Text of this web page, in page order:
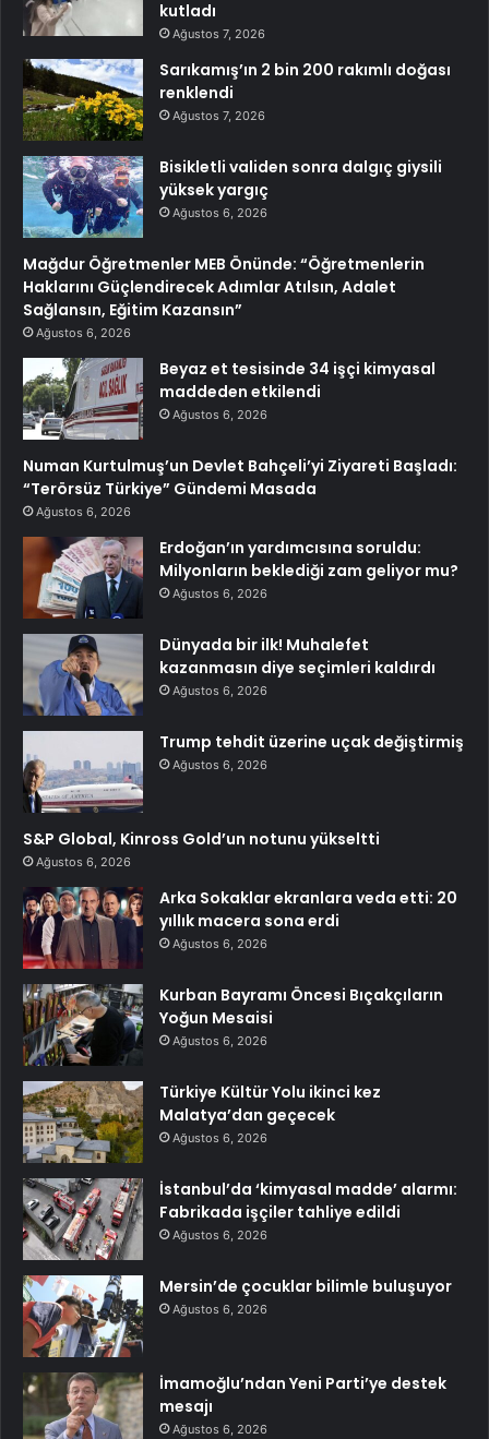
kutladı
Ağustos 7, 2026
Sarıkamış’ın 2 bin 200 rakımlı doğası
renklendi
Ağustos 7, 2026
Bisikletli validen sonra dalgıç giysili
yüksek yargıç
Ağustos 6, 2026
Mağdur Öğretmenler MEB Önünde: “Öğretmenlerin
Haklarını Güçlendirecek Adımlar Atılsın, Adalet
Sağlansın, Eğitim Kazansın”
Ağustos 6, 2026
Beyaz et tesisinde 34 işçi kimyasal
maddeden etkilendi
Ağustos 6, 2026
Numan Kurtulmuş’un Devlet Bahçeli’yi Ziyareti Başladı:
“Terörsüz Türkiye” Gündemi Masada
Ağustos 6, 2026
Erdoğan’ın yardımcısına soruldu:
Milyonların beklediği zam geliyor mu?
Ağustos 6, 2026
Dünyada bir ilk! Muhalefet
kazanmasın diye seçimleri kaldırdı
Ağustos 6, 2026
Trump tehdit üzerine uçak değiştirmiş
Ağustos 6, 2026
S&P Global, Kinross Gold’un notunu yükseltti
Ağustos 6, 2026
Arka Sokaklar ekranlara veda etti: 20
yıllık macera sona erdi
Ağustos 6, 2026
Kurban Bayramı Öncesi Bıçakçıların
Yoğun Mesaisi
Ağustos 6, 2026
Türkiye Kültür Yolu ikinci kez
Malatya’dan geçecek
Ağustos 6, 2026
İstanbul’da ‘kimyasal madde’ alarmı:
Fabrikada işçiler tahliye edildi
Ağustos 6, 2026
Mersin’de çocuklar bilimle buluşuyor
Ağustos 6, 2026
İmamoğlu’ndan Yeni Parti’ye destek
mesajı
Ağustos 6, 2026